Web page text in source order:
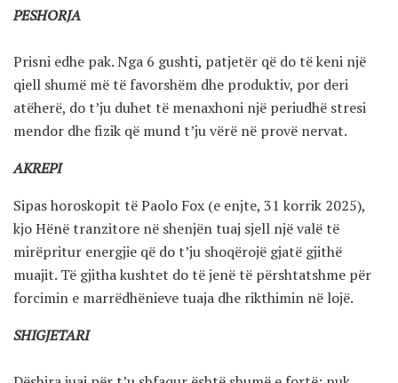
PESHORJA
Prisni edhe pak. Nga 6 gushti, patjetër që do të keni një
qiell shumë më të favorshëm dhe produktiv, por deri
atëherë, do t’ju duhet të menaxhoni një periudhë stresi
mendor dhe fizik që mund t’ju vërë në provë nervat.
AKREPI
Sipas horoskopit të Paolo Fox (e enjte, 31 korrik 2025),
kjo Hënë tranzitore në shenjën tuaj sjell një valë të
mirëpritur energjie që do t’ju shoqërojë gjatë gjithë
muajit. Të gjitha kushtet do të jenë të përshtatshme për
forcimin e marrëdhënieve tuaja dhe rikthimin në lojë.
SHIGJETARI